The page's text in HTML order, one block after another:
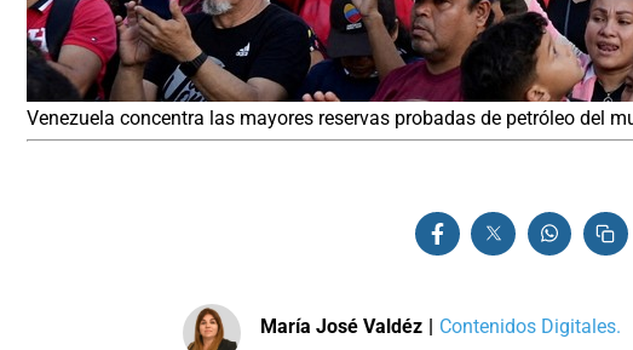
Venezuela concentra las mayores reservas probadas de petróleo del
María José Valdéz | Contenidos Digitales.